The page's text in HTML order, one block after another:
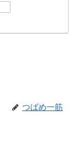
つばめ一筋